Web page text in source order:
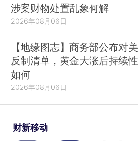
涉案财物处置乱象何解
2026年08月06日
【地缘图志】商务部公布对美
反制清单，黄金大涨后持续性
如何
2026年08月06日
财新移动